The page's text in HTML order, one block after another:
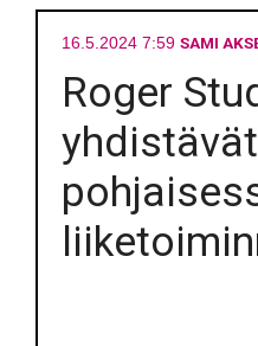
16.5.2024 7:59 SAMI
Roger